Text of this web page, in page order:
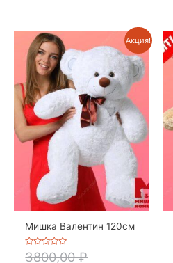
Акция!
Мишка Валентин 120см
Оценка
0
3800,00₽